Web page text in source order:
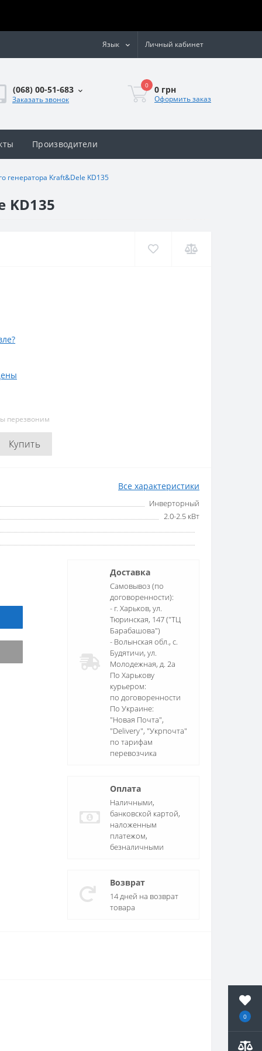
0
Язык Личный кабинет
(068) 00-51-683
Заказать звонок
0 0 грн
Оформить заказ
Производители
генератора Kraft&Dele KD135
KD135
перезвоним
Купить
Все характеристики
Инверторный
2.0-2.5 кВт
Доставка
Самовывоз (по
договоренности):
- г. Харьков, ул.
Тюринская, 147 ("ТЦ
Барабашова")
- Волынская обл., c.
Будятичи, ул.
Молодежная, д. 2а
По Харькову
курьером:
по договоренности
По Украине:
"Новая Почта",
"Delivery", "Укрпочта"
по тарифам
перевозчика
Оплата
Наличными,
банковской картой,
наложенным
платежом,
безналичными
Возврат
14 дней на возврат
товара